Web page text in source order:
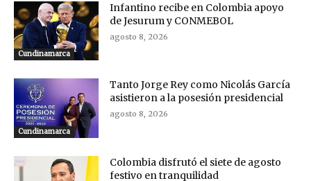
Cundinamarca
Infantino recibe en Colombia apoyo
de Jesurum y CONMEBOL
agosto 8, 2026
Cundinamarca
Tanto Jorge Rey como Nicolás García
asistieron a la posesión presidencial
agosto 8, 2026
Colombia disfrutó el siete de agosto
festivo en tranquilidad